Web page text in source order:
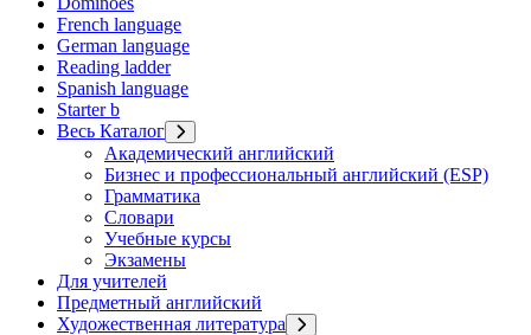
French language
German language
Reading ladder
Spanish language
Starter b
Весь Каталог
Академический английский
Бизнес и профессиональный английский (ESP)
Грамматика
Словари
Учебные курсы
Экзамены
Для учителей
Предметный английский
Художественная литература